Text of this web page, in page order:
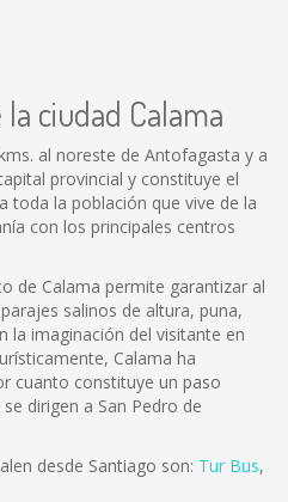
ciudad Calama
al noreste de Antofagasta y a
provincial y constituye el
toda la población que vive de la
con los principales centros
de Calama permite garantizar al
salinos de altura, puna,
la imaginación del visitante en
Calama ha
cuanto constituye un paso
dirigen a San Pedro de
desde Santiago son: Tur Bus,